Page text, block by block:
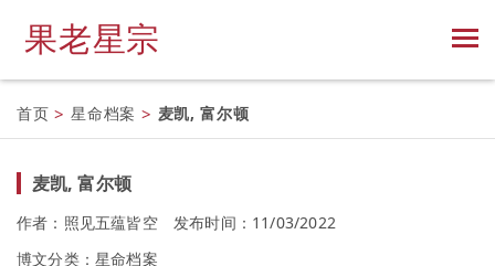
果老星宗
首页 > 星命档案 > 麦凯, 富尔顿
麦凯, 富尔顿
作者：照见五蕴皆空
发布时间：11/03/2022
博文分类： 星命档案